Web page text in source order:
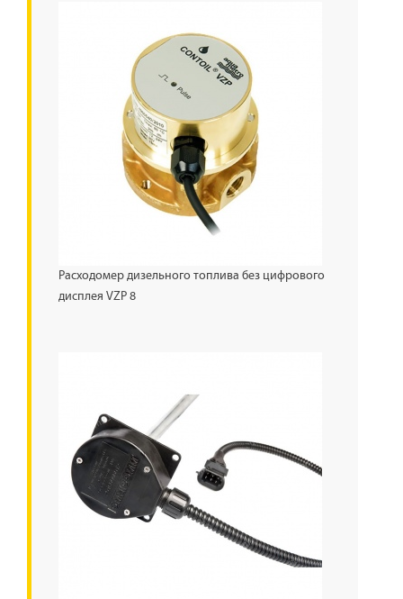
Расходомер дизельного топлива без цифрового
дисплея VZР 8